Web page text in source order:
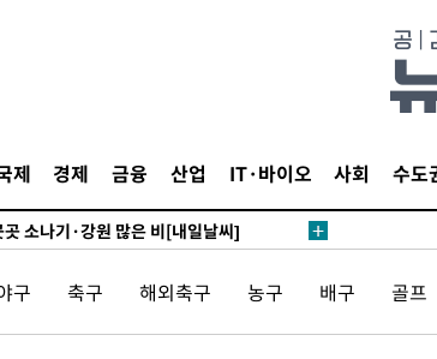
제 경제 금융 산업 IT·바이오 사회 수도
트' 합의…북쪽 인바운드·남쪽 아웃바운
폭염중대경보, 폭염경보로 하향
원 초과 시 낮은 계급 임용…희망지 못 갈
소나기·강원 많은 비[내일날씨]
54조 투자…"AI 메모리 수요 선제 대응"
여다보니…한국 축구 '5승 2무'
내린 798.81마감
구 축구 해외축구 농구 배구 골프